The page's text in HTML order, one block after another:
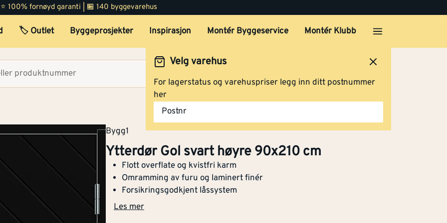
100% fornøyd garanti | 🏪 140 byggevarehus
🏷️ Outlet Byggeprosjekter Inspirasjon Montér Byggeservice Montér Klubb
Velg varehus
For lagerstatus og varehuspriser legg inn ditt postnummer
her
Postnr
Bygg1
Ytterdør Gol svart høyre 90x210 cm
Flott overflate og kvistfri karm
Omramming av furu og laminert finér
Forsikringsgodkjent låssystem
Les mer